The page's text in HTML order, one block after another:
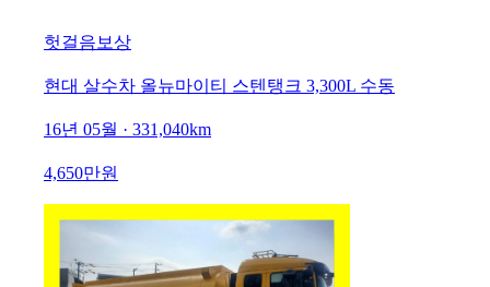
헛걸음보상
현대 살수차 올뉴마이티 스텐탱크 3,300L 수동
16년 05월 · 331,040km
4,650만원